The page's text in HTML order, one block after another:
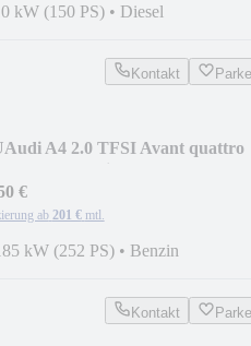
kW (150 PS) • Diesel
Kontakt
Audi A4 2.0 TFSI Avant quattro
€
ab 201 € mtl.
kW (252 PS) • Benzin
Kontakt